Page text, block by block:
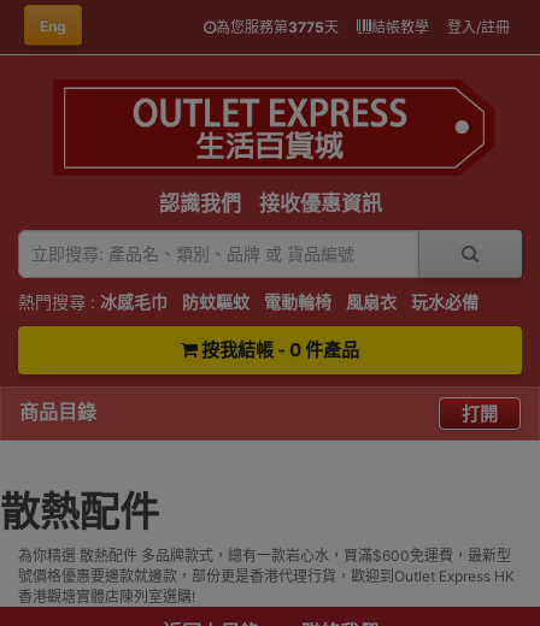
Eng 為您服務第3775天 結帳教學 登入/註冊
認識我們 接收優惠資訊
熱門搜尋 : 冰感毛巾 防蚊驅蚊 電動輪椅 風扇衣 玩水必備
按我結帳 - 0 件產品
商品目錄 打開
散熱配件
為你精選 散熱配件 多品牌款式，總有一款岩心水，買滿$600免運費，最新型
號價格優惠要邊款就邊款，部份更是香港代理行貨，歡迎到Outlet Express HK
香港觀塘實體店陳列室選購!